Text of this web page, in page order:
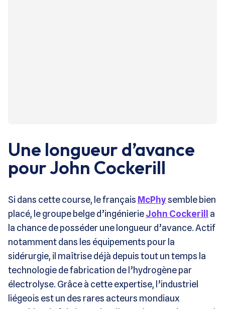
Une longueur d’avance
pour John Cockerill
Si dans cette course, le français McPhysemble bien
placé, le groupe belge d’ingénierieJohn Cockerill
a
la chance de posséder une longueur d’avance. Actif
notamment dans les équipements pour la
sidérurgie, il maîtrise déjà depuis tout un temps la
technologie de fabrication de l’hydrogène par
électrolyse. Grâce à cette expertise, l’industriel
liégeois est un des rares acteurs mondiaux